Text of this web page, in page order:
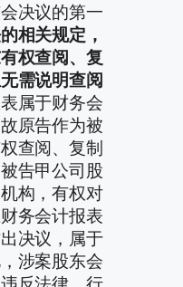
决议的第一
相关规定，
权查阅、复
需说明查阅
属于财务会
原告作为被
查阅、复制
告甲公司股
构，有权对
务会计报表
决议，属于
涉案股东会